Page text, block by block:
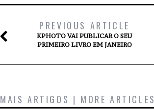
PREVIOUS ARTICLE
KPHOTO VAI PUBLICAR O SEU
PRIMEIRO LIVRO EM JANEIRO
MAIS ARTIGOS | MORE ARTICLES